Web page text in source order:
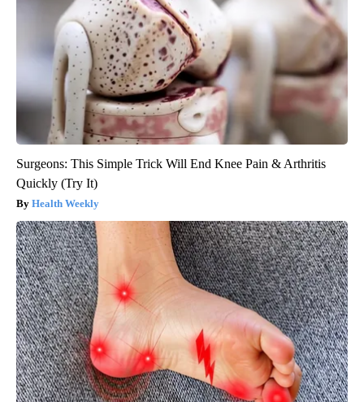
Surgeons: This Simple Trick Will End Knee Pain & Arthritis
Quickly (Try It)
Health Weekly